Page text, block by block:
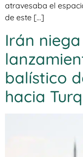
atravesaba el
de este […]
Irán
balístico
hacia